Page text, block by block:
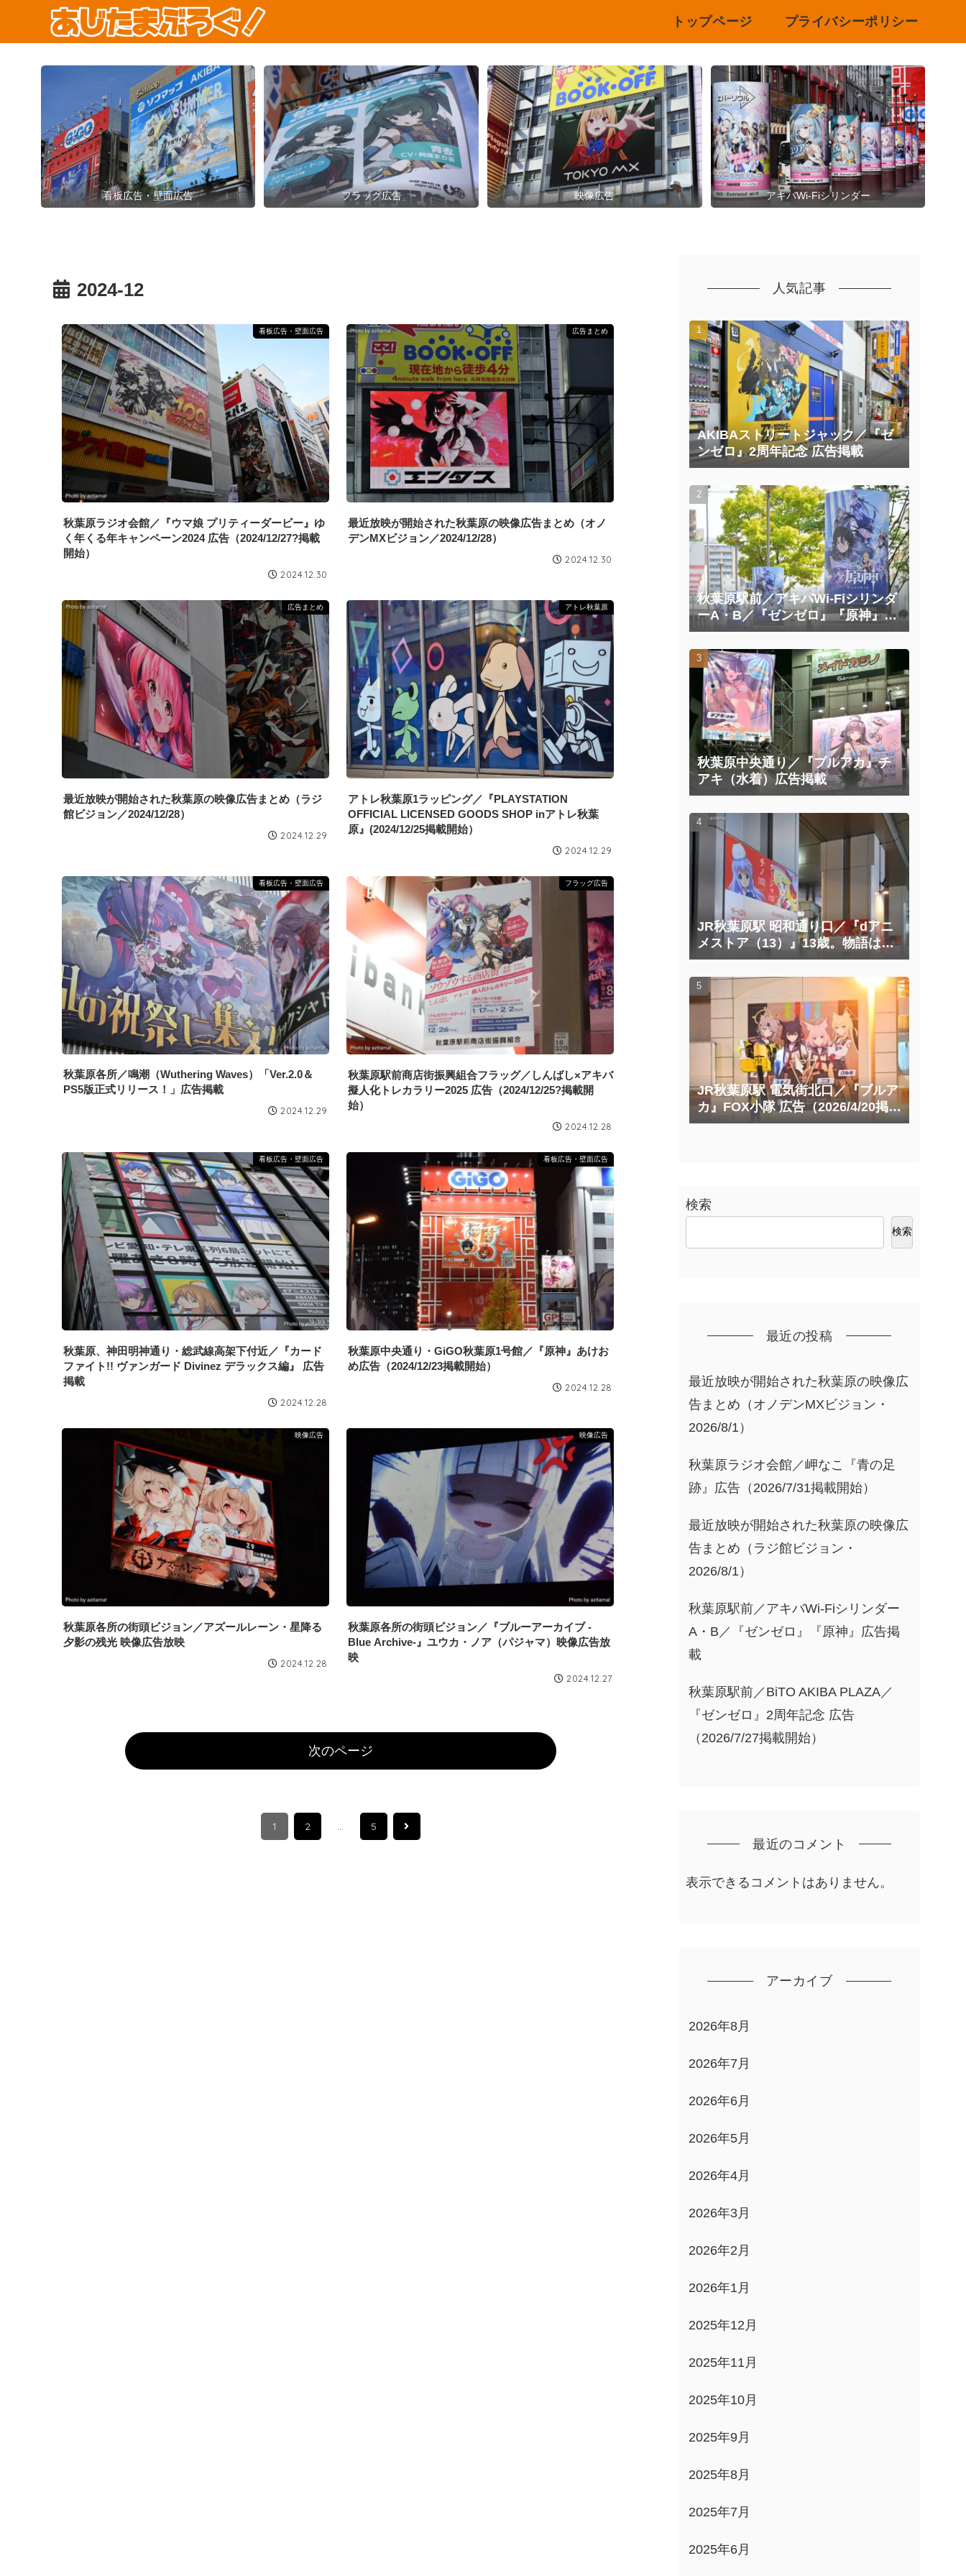
トップページ プライバシーポリシー
看板広告・壁面広告 フラッグ広告 映像広告 アキバWi-Fiシリンダー
2024-12
看板広告・壁面広告
秋葉原ラジオ会館／『ウマ娘 プリティーダービー』ゆ
く年くる年キャンペーン2024 広告（2024/12/27?掲載
開始）
2024.12.30
広告まとめ
最近放映が開始された秋葉原の映像広告まとめ（オノ
デンMXビジョン／2024/12/28）
2024.12.30
広告まとめ
最近放映が開始された秋葉原の映像広告まとめ（ラジ
館ビジョン／2024/12/28）
2024.12.29
アトレ秋葉原
アトレ秋葉原1ラッピング／『PLAYSTATION
OFFICIAL LICENSED GOODS SHOP inアトレ秋葉
原』(2024/12/25掲載開始）
2024.12.29
看板広告・壁面広告
秋葉原各所／鳴潮（Wuthering Waves）「Ver.2.0＆
PS5版正式リリース！」広告掲載
2024.12.29
フラッグ広告
秋葉原駅前商店街振興組合フラッグ／しんばし×アキバ
擬人化トレカラリー2025 広告（2024/12/25?掲載開
始）
2024.12.28
看板広告・壁面広告
秋葉原、神田明神通り・総武線高架下付近／『カード
ファイト!! ヴァンガード Divinez デラックス編』 広告
掲載
2024.12.28
看板広告・壁面広告
秋葉原中央通り・GiGO秋葉原1号館／『原神』あけお
め広告（2024/12/23掲載開始）
2024.12.28
映像広告
秋葉原各所の街頭ビジョン／アズールレーン・星降る
夕影の残光 映像広告放映
2024.12.28
映像広告
秋葉原各所の街頭ビジョン／『ブルーアーカイブ -
Blue Archive-』ユウカ・ノア（パジャマ）映像広告放
映
2024.12.27
次のページ
1 2 … 5 次
人気記事
AKIBAストリートジャック／『ゼ
ンゼロ』2周年記念 広告掲載
秋葉原駅前／アキバWi-Fiシリンダ
ーA・B／『ゼンゼロ』『原神』広
告掲載
秋葉原中央通り／『ブルアカ』チ
アキ（水着）広告掲載
JR秋葉原駅 昭和通り口／『dアニ
メストア（13）』13歳。物語はこ
こから、面白くなる。広告
（2025/10/20掲載開始）
JR秋葉原駅 電気街北口／『ブルア
カ』FOX小隊 広告（2026/4/20掲載
開始）
検索
検索
最近の投稿
最近放映が開始された秋葉原の映像広
告まとめ（オノデンMXビジョン・
2026/8/1）
秋葉原ラジオ会館／岬なこ『青の足
跡』広告（2026/7/31掲載開始）
最近放映が開始された秋葉原の映像広
告まとめ（ラジ館ビジョン・
2026/8/1）
秋葉原駅前／アキバWi-Fiシリンダー
A・B／『ゼンゼロ』『原神』広告掲
載
秋葉原駅前／BiTO AKIBA PLAZA／
『ゼンゼロ』2周年記念 広告
（2026/7/27掲載開始）
最近のコメント
表示できるコメントはありません。
アーカイブ
2026年8月
2026年7月
2026年6月
2026年5月
2026年4月
2026年3月
2026年2月
2026年1月
2025年12月
2025年11月
2025年10月
2025年9月
2025年8月
2025年7月
2025年6月